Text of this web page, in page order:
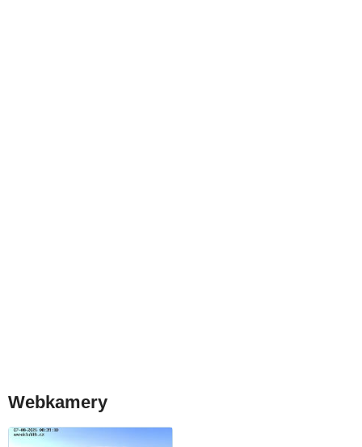
Webkamery